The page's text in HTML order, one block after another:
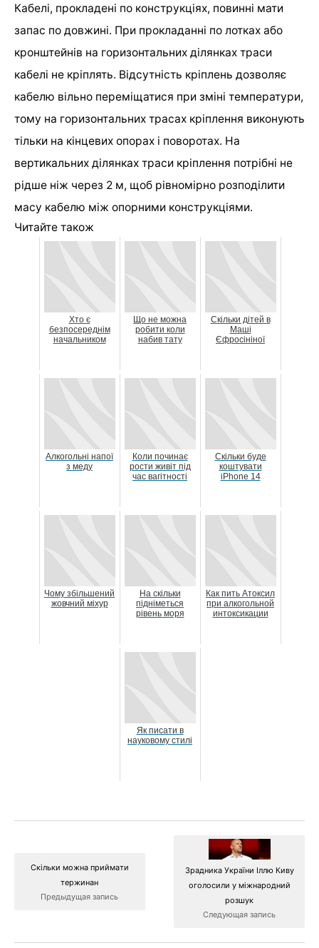
Кабелі, прокладені по конструкціях, повинні мати
запас по довжині. При прокладанні по лотках або
кронштейнів на горизонтальних ділянках траси
кабелі не кріплять. Відсутність кріплень дозволяє
кабелю вільно переміщатися при зміні температури,
тому на горизонтальних трасах кріплення виконують
тільки на кінцевих опорах і поворотах. На
вертикальних ділянках траси кріплення потрібні не
рідше ніж через 2 м, щоб рівномірно розподілити
масу кабелю між опорними конструкціями.
Читайте також
Хто є
безпосереднім
начальником
Що не можна
робити коли
набив тату
Скільки дітей в
Маші
Єфросініної
Алкогольні напої
з меду
Коли починає
рости живіт під
час вагітності
Скільки буде
коштувати
iPhone 14
Чому збільшений
жовчний міхур
На скільки
підніметься
рівень моря
Как пить Атоксил
при алкогольной
интоксикации
Як писати в
науковому стилі
Скільки можна приймати
тержинан
Предыдущая запись
Зрадника України Іллю Киву
оголосили у міжнародний
розшук
Следующая запись